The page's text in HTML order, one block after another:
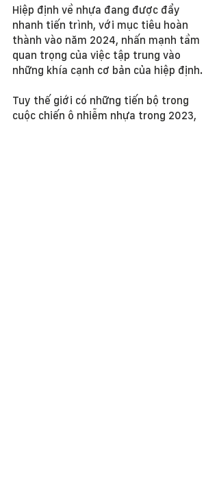
Hiệp định về nhựa đang được đẩy
nhanh tiến trình, với mục tiêu hoàn
thành vào năm 2024, nhấn mạnh tầm
quan trọng của việc tập trung vào
những khía cạnh cơ bản của hiệp định.
Tuy thế giới có những tiến bộ trong
cuộc chiến ô nhiễm nhựa trong 2023,